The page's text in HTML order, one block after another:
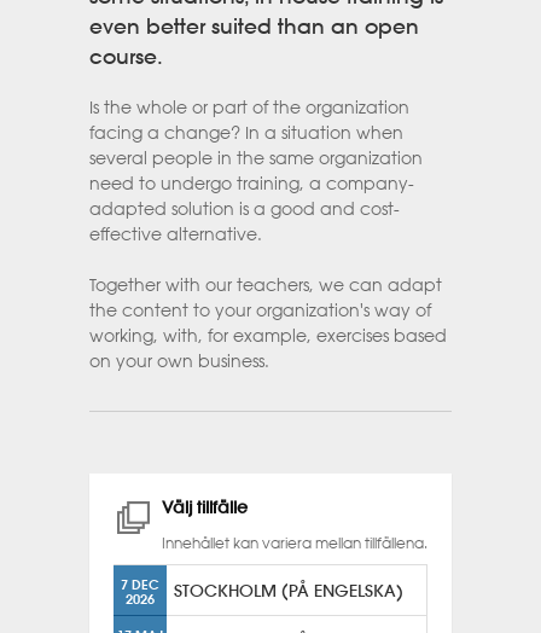
even better suited than an open
course.
Is the whole or part of the organization
facing a change? In a situation when
several people in the same organization
need to undergo training, a company-
adapted solution is a good and cost-
effective alternative.
Together with our teachers, we can adapt
the content to your organization's way of
working, with, for example, exercises based
on your own business.
Välj tillfälle
Innehållet kan variera mellan tillfällena.
7 DEC
2026
STOCKHOLM (PÅ ENGELSKA)